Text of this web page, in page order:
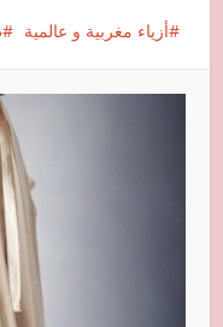
أزياء مغربية و عالمية